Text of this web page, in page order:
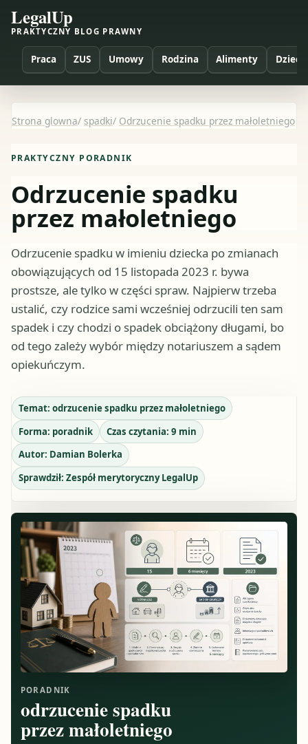
LegalUp
PRAKTYCZNY BLOG PRAWNY
Praca ZUS Umowy Rodzina Alimenty Dzieci
Strona glowna/ spadki/ Odrzucenie spadku przez małoletniego
PRAKTYCZNY PORADNIK
Odrzucenie spadku
przez małoletniego
Odrzucenie spadku w imieniu dziecka po zmianach
obowiązujących od 15 listopada 2023 r. bywa
prostsze, ale tylko w części spraw. Najpierw trzeba
ustalić, czy rodzice sami wcześniej odrzucili ten sam
spadek i czy chodzi o spadek obciążony długami, bo
od tego zależy wybór między notariuszem a sądem
opiekuńczym.
Temat: odrzucenie spadku przez małoletniego
Forma: poradnik Czas czytania: 9 min
Autor: Damian Bolerka
Sprawdził: Zespół merytoryczny LegalUp
PORADNIK
odrzucenie spadku
przez małoletniego